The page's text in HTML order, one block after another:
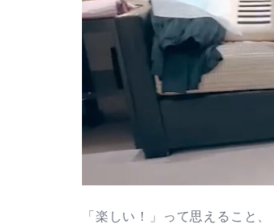
「楽しい！」って思えること、